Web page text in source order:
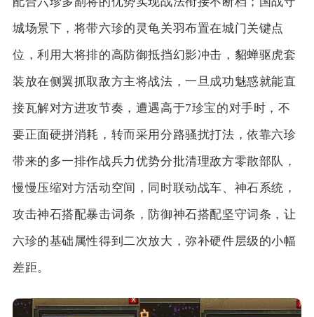
城场景下，将带六珍的灵龟关羽布置在城门关键点
位，利用大将排的高防御抵挡幻影冲击，貂蝉驱虎套
装放在侧翼抓取敌方主将战法，一旦成功魅惑就能直
接瓦解对方进攻节奏，遭遇高于7珍宝的对手时，不
要正面硬拼消耗，转而采用分路骚扰打法，依靠六珍
带来的多一排作战兵力优势分批清理敌方零散部队，
慢慢压缩对方活动空间，同时联动战车、神石系统，
攻击神石搭配暴击词条，防御神石搭配坚守词条，让
六珍的基础属性得到二次放大，弥补硬件层级的小幅
差距。